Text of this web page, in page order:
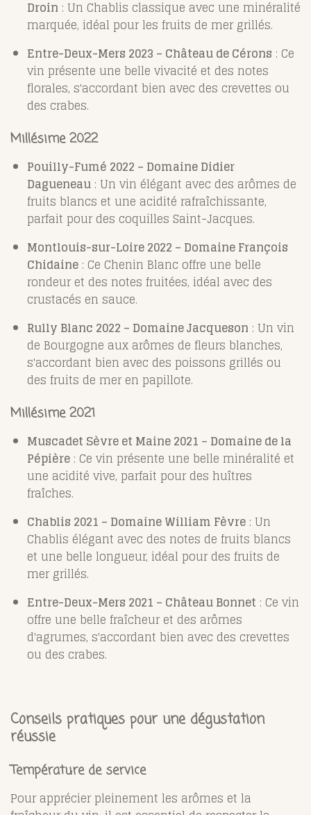
Droin : Un Chablis classique avec une minéralité
marquée, idéal pour les fruits de mer grillés.
Entre-Deux-Mers 2023 – Château de Cérons : Ce
vin présente une belle vivacité et des notes
florales, s'accordant bien avec des crevettes ou
des crabes.
Millésime 2022
Pouilly-Fumé 2022 – Domaine Didier
Dagueneau : Un vin élégant avec des arômes de
fruits blancs et une acidité rafraîchissante,
parfait pour des coquilles Saint-Jacques.
Montlouis-sur-Loire 2022 – Domaine François
Chidaine : Ce Chenin Blanc offre une belle
rondeur et des notes fruitées, idéal avec des
crustacés en sauce.
Rully Blanc 2022 – Domaine Jacqueson : Un vin
de Bourgogne aux arômes de fleurs blanches,
s'accordant bien avec des poissons grillés ou
des fruits de mer en papillote.
Millésime 2021
Muscadet Sèvre et Maine 2021 – Domaine de la
Pépière : Ce vin présente une belle minéralité et
une acidité vive, parfait pour des huîtres
fraîches.
Chablis 2021 – Domaine William Fèvre : Un
Chablis élégant avec des notes de fruits blancs
et une belle longueur, idéal pour des fruits de
mer grillés.
Entre-Deux-Mers 2021 – Château Bonnet : Ce vin
offre une belle fraîcheur et des arômes
d'agrumes, s'accordant bien avec des crevettes
ou des crabes.
Conseils pratiques pour une dégustation
réussie
Température de service
Pour apprécier pleinement les arômes et la